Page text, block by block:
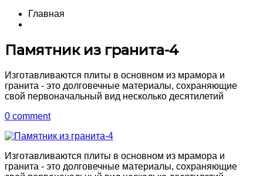
Главная
Памятник из гранита-4
Изготавливаются плиты в основном из мрамора и
гранита - это долговечные материалы, сохраняющие
свой первоначальный вид несколько десятилетий
0 comment
Изготавливаются плиты в основном из мрамора и
гранита - это долговечные материалы, сохраняющие